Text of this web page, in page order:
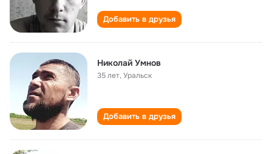
Добавить в друзья
Николай Умнов
35 лет,Уральск
Добавить в друзья